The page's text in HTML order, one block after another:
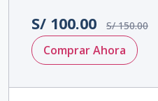
Nacional
del Perú
S/ 100.00 S/150.00
Comprar Ahora